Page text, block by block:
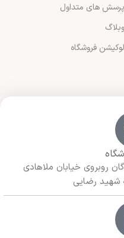
پرسش های متداول
وبلاگ
لوکیشن فروشگاه
روبروی خیابان ملاهادی
شهید رضایی